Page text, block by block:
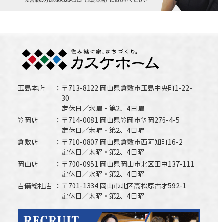
玉島本店
〒713-8122 岡山県倉敷市玉島中央町1-22-
30
定休日／水曜・第2、4日曜
笠岡店
〒714-0081 岡山県笠岡市笠岡276-4-5
定休日／木曜・第2、4日曜
倉敷店
〒710-0807 岡山県倉敷市西阿知町16-2
定休日／木曜・第2、4日曜
岡山店
〒700-0951 岡山県岡山市北区田中137-111
定休日／水曜・第2、4日曜
吉備総社店
〒701-1334 岡山市北区高松原古才592-1
定休日／木曜・第2、4日曜